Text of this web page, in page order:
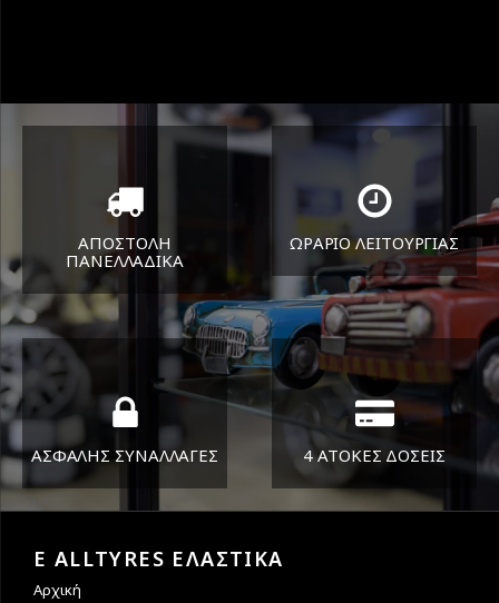
ΑΠΟΣΤΟΛΗ
ΠΑΝΕΛΛΑΔΙΚA
Όπου και αν είστε θα σας
στείλουμε τα ελαστικά σας
ΩΡΑΡΙΟ ΛΕΙΤΟΥΡΓΙΑΣ
ΔΕΥ-ΠΑΡ 8:30-17:30
ΣΑΒ 8:30-13:30
ΑΣΦΑΛΗΣ ΣΥΝΑΛΛΑΓΕΣ 4 ΑΤΟΚΕΣ ΔΟΣΕΙΣ
E ALLTYRES ΕΛΑΣΤΙΚΑ
Αρχική